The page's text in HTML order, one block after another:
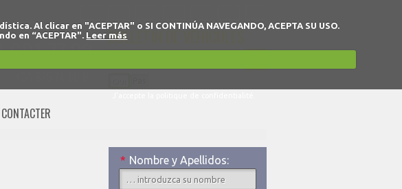
clicar en "ACEPTAR" o SI CONTINÚA NAVEGANDO, ACEPTA SU USO.
en “ACEPTAR". Leer más
691 77 32 BULLETIN DE VÉHICULES
CONTACTER
Nombre y Apellidos:
*